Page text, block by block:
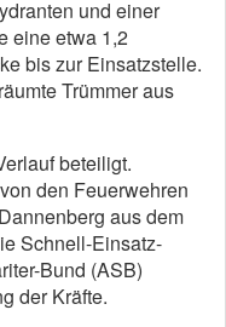
und einer
eine etwa 1,2
bis zur Einsatzstelle.
Trümmer aus
beteiligt.
den Feuerwehren
aus dem
Schnell-Einsatz-
Bund (ASB)
der Kräfte.